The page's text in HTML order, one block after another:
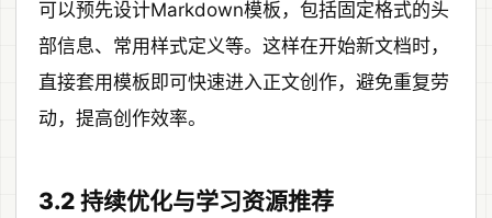
可以预先设计Markdown模板，包括固定格式的头
部信息、常用样式定义等。这样在开始新文档时，
直接套用模板即可快速进入正文创作，避免重复劳
动，提高创作效率。
3.2 持续优化与学习资源推荐